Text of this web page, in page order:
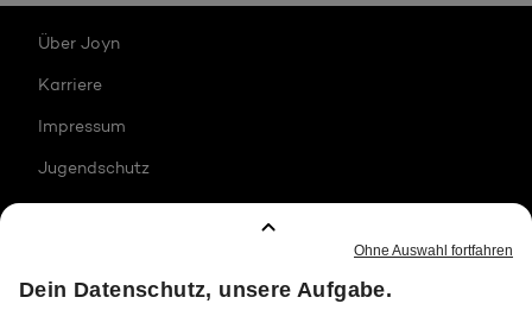
Über Joyn
Karriere
Impressum
Jugendschutz
Datenschutz
Allgemeine Nutzungsbedingungen